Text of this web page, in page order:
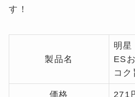
す！
製品名
明
ES
コ
価格 271